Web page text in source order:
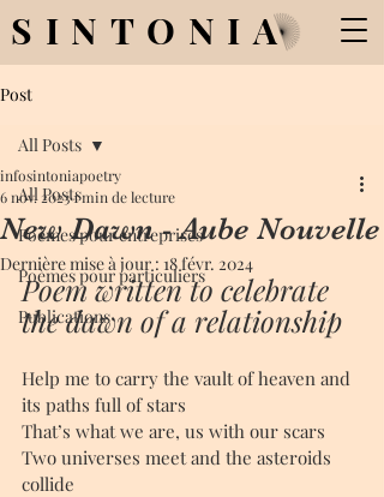
SINTONIA
Post
All Posts
Poèmes pour entreprises
Poèmes pour particuliers
Publications
All Posts
New Dawn - Aube Nouvelle
infosintoniapoetry
6 nov. 20231 min de lecture
Dernière mise à jour : 18 févr. 2024
Poem written to celebrate
the dawn of a relationship
Help me to carry the vault of heaven and
its paths full of stars
That’s what we are, us with our scars
Two universes meet and the asteroids
collide